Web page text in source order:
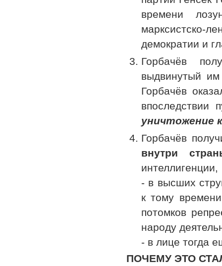
времени
демократии и
Горбачёв
выдвинутый
Горбачёв
впоследствии
уничтожение
Горбачёв
внутри
интеллигенции,
- в высших
к тому
потомков
народу
- в лице тогда
ПОЧЕМУ ЭТО